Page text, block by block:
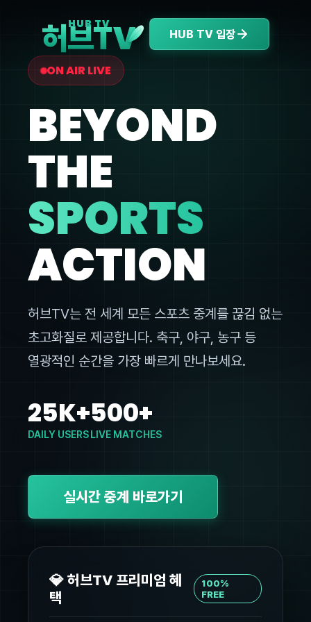
HUB TV
허브TV HUB TV 입장
ON AIR LIVE
BEYOND
THE
SPORTS
ACTION
허브TV는 전 세계 모든 스포츠 중계를 끊김 없는
초고화질로 제공합니다. 축구, 야구, 농구 등
열광적인 순간을 가장 빠르게 만나보세요.
25K+
DAILY USERS
500+
LIVE MATCHES
실시간 중계 바로가기
💎 허브TV 프리미엄 혜
택
100%
FREE